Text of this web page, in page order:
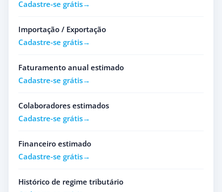
Cadastre-se grátis
Importação / Exportação
Cadastre-se grátis
Faturamento anual estimado
Cadastre-se grátis
Colaboradores estimados
Cadastre-se grátis
Financeiro estimado
Cadastre-se grátis
Histórico de regime tributário